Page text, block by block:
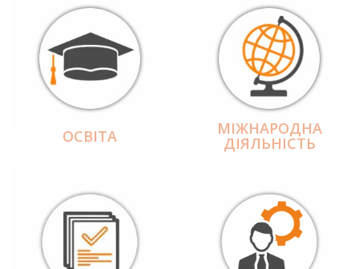
ОСВІТА МІЖНАРОДНА
ДІЯЛЬНІCТЬ